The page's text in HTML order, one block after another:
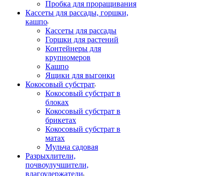
Пробка для проращивания
Кассеты для рассады, горшки,
кашпо
Кассеты для рассады
Горшки для растений
Контейнеры для
крупномеров
Кашпо
Ящики для выгонки
Кокосовый субстрат
Кокосовый субстрат в
блоках
Кокосовый субстрат в
брикетах
Кокосовый субстрат в
матах
Мульча садовая
Разрыхлители,
почвоулучшители,
влагоудержатели